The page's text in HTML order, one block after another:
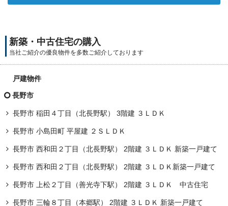
新築・中古住宅の購入
当社ご紹介の優良物件を多数ご紹介しております
戸建物件
長野市
長野市 稲田４丁目（北長野駅） 3階建 ３ＬＤＫ
長野市 小島田町 平屋建 ２ＳＬＤＫ
長野市 西和田２丁目（北長野駅） 2階建 ３ＬＤＫ 新築一戸建て
長野市 西和田２丁目（北長野駅） 2階建 ３ＬＤＫ新築一戸建て
長野市 上松２丁目（善光寺下駅） 2階建 ３ＬＤＫ 中古住宅
長野市 三輪８丁目（本郷駅） 2階建 ３ＬＤＫ 新築一戸建て